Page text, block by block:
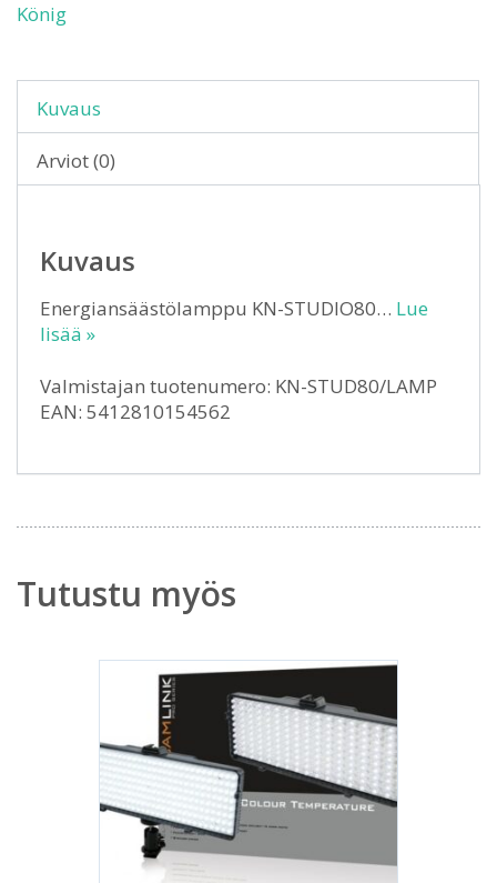
König
Kuvaus
Arviot (0)
Kuvaus
Energiansäästölamppu KN-STUDIO80… Lue
lisää »
Valmistajan tuotenumero: KN-STUD80/LAMP
EAN: 5412810154562
Tutustu myös